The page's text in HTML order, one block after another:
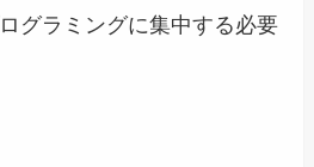
グラミングに集中する必要